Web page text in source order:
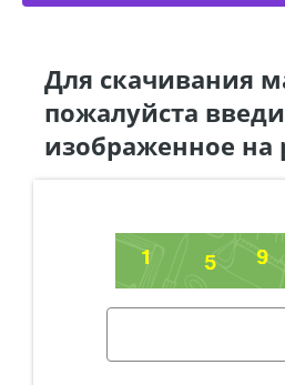
Для скачивания
пожалуйста
изображенное на